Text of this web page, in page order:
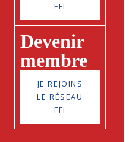
FFI
Devenir
membre
JE REJOINS
LE RÉSEAU
FFI